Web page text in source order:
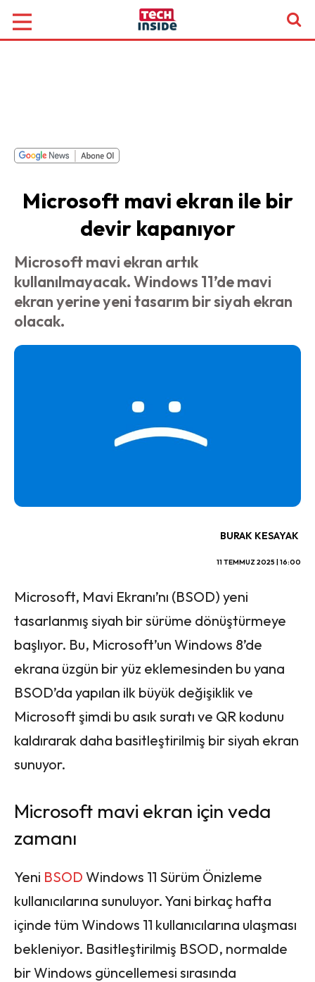
Microsoft mavi ekran ile bir
devir kapanıyor
Microsoft mavi ekran artık
kullanılmayacak. Windows 11’de mavi
ekran yerine yeni tasarım bir siyah ekran
olacak.
BURAK KESAYAK
11 TEMMUZ 2025 | 16:00
Microsoft, Mavi Ekranı’nı (BSOD) yeni
tasarlanmış siyah bir sürüme dönüştürmeye
başlıyor. Bu, Microsoft’un Windows 8’de
ekrana üzgün bir yüz eklemesinden bu yana
BSOD’da yapılan ilk büyük değişiklik ve
Microsoft şimdi bu asık suratı ve QR kodunu
kaldırarak daha basitleştirilmiş bir siyah ekran
sunuyor.
Microsoft mavi ekran için veda
zamanı
Yeni BSOD Windows 11 Sürüm Önizleme
kullanıcılarına sunuluyor. Yani birkaç hafta
içinde tüm Windows 11 kullanıcılarına ulaşması
bekleniyor. Basitleştirilmiş BSOD, normalde
bir Windows güncellemesi sırasında